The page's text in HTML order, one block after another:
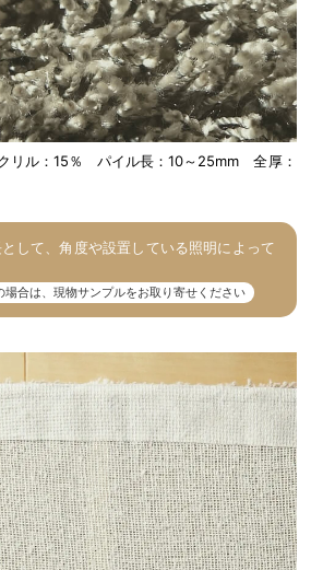
リル：15％ パイル長：10～25mm 全厚：
して、角度や設置している照明によって
合は、現物サンプルをお取り寄せください